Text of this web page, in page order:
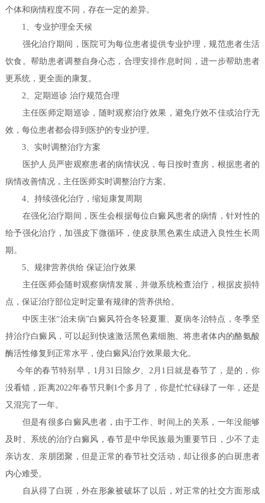
个体和病情程度不同，存在一定的差异。
1、专业护理全天候
强化治疗期间，医院可为每位患者提供专业护理，规范患者生活
饮食。帮助患者调整自身心态，合理安排作息时间，进一步帮助患者
更系统，更全面的康复。
2、定期巡诊 治疗规范合理
主任医师定期巡诊，随时观察治疗效果，避免疗效不佳或治疗无
效，每位患者都会得到医护的专业护理。
3、实时调整治疗方案
医护人员严密观察患者的病情状况，每日按时查房，根据患者的
病情改善情况，主任医师实时调整治疗方案。
4、持续强化治疗，缩短康复周期
在强化治疗期间，医生会根据每位白癜风患者的病情，针对性的
给予强化治疗，加强皮下微循环，使皮肤黑色素生成进入良性生长周
期。
5、规律营养供给 保证治疗效果
主任医师会随时观察病情发展，并做系统检查治疗，根据皮损特
点，保证治疗部位定时定量有规律的营养供给。
中医主张“治未病”白癜风符合冬轻夏重、夏病冬治特点，冬季坚
持治疗白癜风，可以起到快速激活黑色素细胞、将患者体内的酪氨酸
酶活性修复到正常水平，使白癜风治疗效果最大化。
今年的春节特别早，1月31日除夕、2月1日就是春节了，是的，你
没看错，距离2022年春节只剩1个多月了，你是忙忙碌碌了一年，还是
又混完了一年。
但是有很多白癜风患者，由于工作、时间上的关系，一年没能够
及时、系统的治疗白癜风，春节是中华民族最为重要节日，少不了走
亲访友、亲朋团聚，但是正常的春节社交活动，却让很多的白斑患者
内心难受。
自从得了白斑，外在形象被破坏了以后，对正常的社交方面形成